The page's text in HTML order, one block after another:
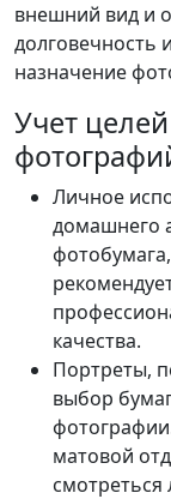
внешний вид и
долговечность
назначение
Учет
Личное
домашнего
качества.
Портреты,
выбор
матовой
смотреться